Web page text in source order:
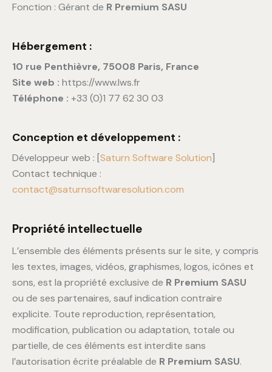
Fonction : Gérant de R Premium SASU
Hébergement :
10 rue Penthièvre, 75008 Paris, France
Site web : https://www.lws.fr
Téléphone : +33 (0)1 77 62 30 03
Conception et développement :
Développeur web : [Saturn Software Solution]
Contact technique :
contact@saturnsoftwaresolution.com
Propriété intellectuelle
L’ensemble des éléments présents sur le site, y compris
les textes, images, vidéos, graphismes, logos, icônes et
sons, est la propriété exclusive de R Premium SASU
ou de ses partenaires, sauf indication contraire
explicite. Toute reproduction, représentation,
modification, publication ou adaptation, totale ou
partielle, de ces éléments est interdite sans
l’autorisation écrite préalable de R Premium SASU.